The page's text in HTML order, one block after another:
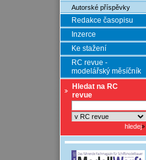
Autorské příspěvky
Redakce časopisu
Inzerce
Ke stažení
RC revue -
modelářský měsíčník
Hledat na RC
revue